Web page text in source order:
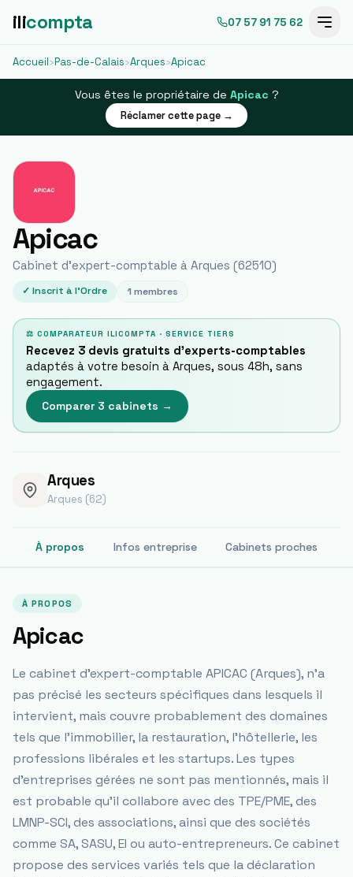
ilicompta 07 57 91 75 62
Accueil›Pas-de-Calais›Arques›Apicac
Vous êtes le propriétaire de Apicac ?
Réclamer cette page →
Apicac
Cabinet d'expert-comptable à Arques (62510)
✓ Inscrit à l'Ordre 1 membres
⚖ COMPARATEUR ILICOMPTA · SERVICE TIERS
Recevez 3 devis gratuits d'experts-comptables
adaptés à votre besoin à Arques, sous 48h, sans
engagement.
Comparer 3 cabinets →
Arques
Arques (62)
À propos Infos entreprise Cabinets proches
À PROPOS
Apicac
Le cabinet d'expert-comptable APICAC (Arques), n'a
pas précisé les secteurs spécifiques dans lesquels il
intervient, mais couvre probablement des domaines
tels que l'immobilier, la restauration, l'hôtellerie, les
professions libérales et les startups. Les types
d'entreprises gérées ne sont pas mentionnés, mais il
est probable qu'il collabore avec des TPE/PME, des
LMNP-SCI, des associations, ainsi que des sociétés
comme SA, SASU, EI ou auto-entrepreneurs. Ce cabinet
propose des services variés tels que la déclaration